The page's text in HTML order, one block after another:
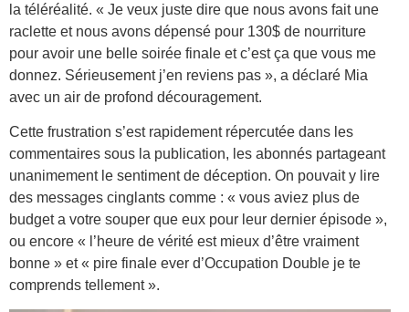
la téléréalité. « Je veux juste dire que nous avons fait une
raclette et nous avons dépensé pour 130$ de nourriture
pour avoir une belle soirée finale et c’est ça que vous me
donnez. Sérieusement j’en reviens pas », a déclaré Mia
avec un air de profond découragement.
Cette frustration s’est rapidement répercutée dans les
commentaires sous la publication, les abonnés partageant
unanimement le sentiment de déception. On pouvait y lire
des messages cinglants comme : « vous aviez plus de
budget a votre souper que eux pour leur dernier épisode »,
ou encore « l’heure de vérité est mieux d’être vraiment
bonne » et « pire finale ever d’Occupation Double je te
comprends tellement ».